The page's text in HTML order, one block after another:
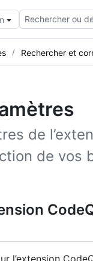
Rechercher ou
Rechercher et
de
de vos